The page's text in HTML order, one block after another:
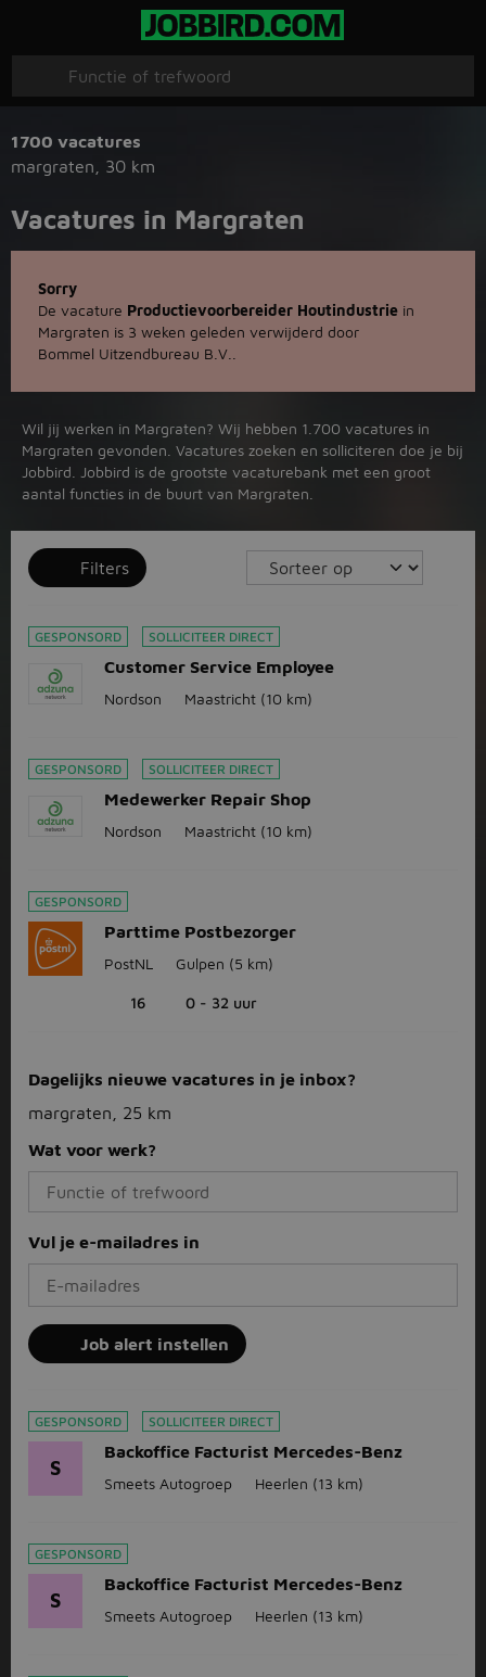
1700 vacatures
margraten
30 km
Vacatures in Margraten
Sorry
De vacature Productievoorbereider Houtindustrie in
Margraten is 3 weken geleden verwijderd door
Bommel Uitzendbureau B.V..
Wil jij werken in Margraten? Wij hebben 1.700 vacatures in
Margraten gevonden. Vacatures zoeken en solliciteren doe je bij
Jobbird. Jobbird is de grootste vacaturebank met een groot
aantal functies in de buurt van Margraten.
Filters
GESPONSORD SOLLICITEER DIRECT
Customer Service Employee
Nordson Maastricht (10 km)
GESPONSORD SOLLICITEER DIRECT
Medewerker Repair Shop
Nordson Maastricht (10 km)
GESPONSORD
Parttime Postbezorger
PostNL Gulpen (5 km)
16 0 - 32 uur
Dagelijks nieuwe vacatures in je inbox?
margraten, 25 km
Wat voor werk?
Vul je e-mailadres in
Job alert instellen
GESPONSORD SOLLICITEER DIRECT
S
Backoffice Facturist Mercedes-Benz
Smeets Autogroep Heerlen (13 km)
GESPONSORD
S
Backoffice Facturist Mercedes-Benz
Smeets Autogroep Heerlen (13 km)